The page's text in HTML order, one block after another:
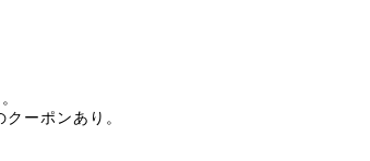
ーポンあり。